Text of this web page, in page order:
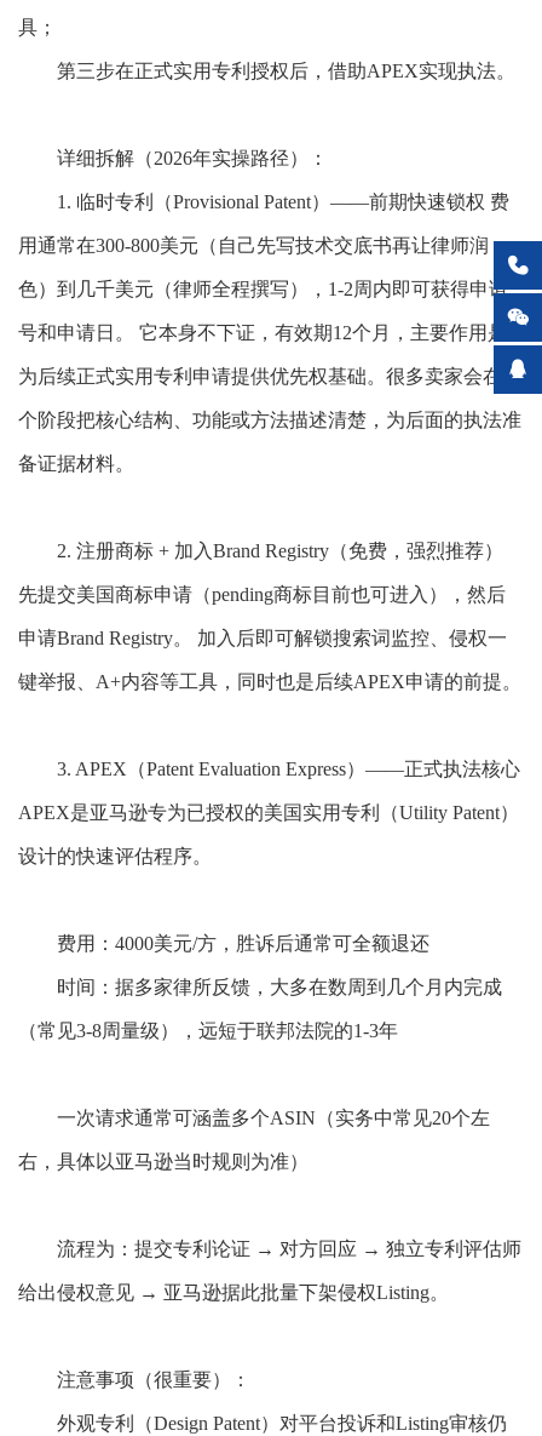
具；
第三步在正式实用专利授权后，借助APEX实现执法。
详细拆解（2026年实操路径）：
1. 临时专利（Provisional Patent）——前期快速锁权 费
用通常在300-800美元（自己先写技术交底书再让律师润
色）到几千美元（律师全程撰写），1-2周内即可获得申请
号和申请日。 它本身不下证，有效期12个月，主要作用是
为后续正式实用专利申请提供优先权基础。很多卖家会在这
个阶段把核心结构、功能或方法描述清楚，为后面的执法准
备证据材料。
2. 注册商标 + 加入Brand Registry（免费，强烈推荐）
先提交美国商标申请（pending商标目前也可进入），然后
申请Brand Registry。 加入后即可解锁搜索词监控、侵权一
键举报、A+内容等工具，同时也是后续APEX申请的前提。
3. APEX（Patent Evaluation Express）——正式执法核心
APEX是亚马逊专为已授权的美国实用专利（Utility Patent）
设计的快速评估程序。
费用： 4000美元/方，胜诉后通常可全额退还
时间：据多家律所反馈，大多在数周到几个月内完成
（常见3-8周量级），远短于联邦法院的1-3年
一次请求通常可涵盖多个ASIN（实务中常见20个左
右，具体以亚马逊当时规则为准）
流程为：提交专利论证 → 对方回应 → 独立专利评估师
给出侵权意见 → 亚马逊据此批量下架侵权Listing。
注意事项（很重要）：
外观专利（Design Patent）对平台投诉和Listing审核仍


